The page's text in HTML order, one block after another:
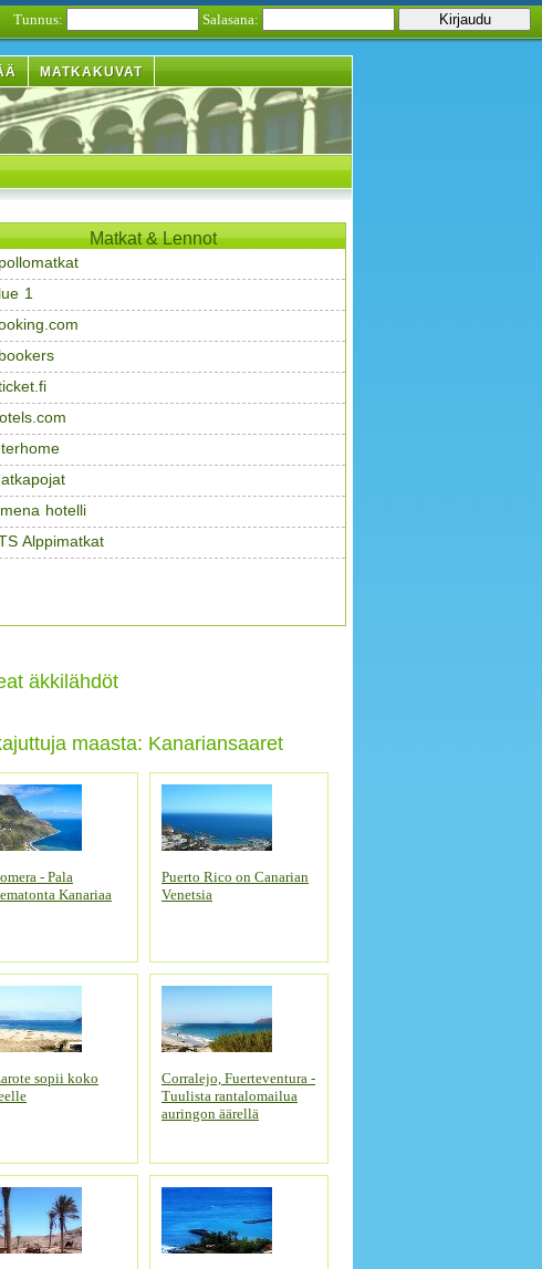
Tunnus: Salasana:
MATKAKUVAT
Matkat & Lennot
1
hotelli
Alppimatkat
äkkilähdöt
maasta: Kanariansaaret
- Pala
Kanariaa
Puerto Rico on Canarian
Venetsia
sopii koko
Corralejo, Fuerteventura -
Tuulista rantalomailua
auringon äärellä